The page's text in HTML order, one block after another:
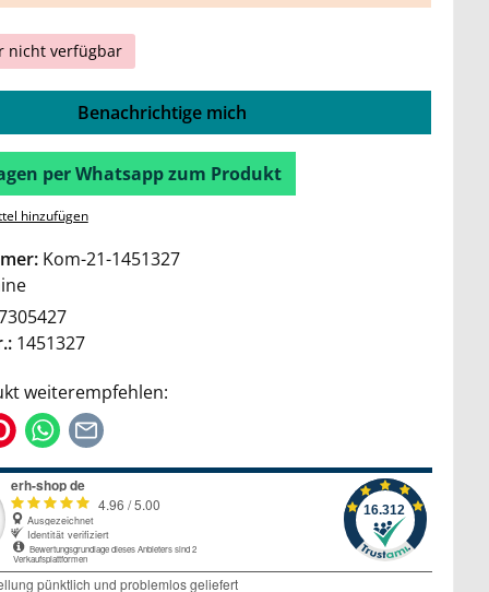
nicht verfügbar
Benachrichtige mich
per Whatsapp zum Produkt
hinzufügen
Kom-21-1451327
1451327
weiterempfehlen: